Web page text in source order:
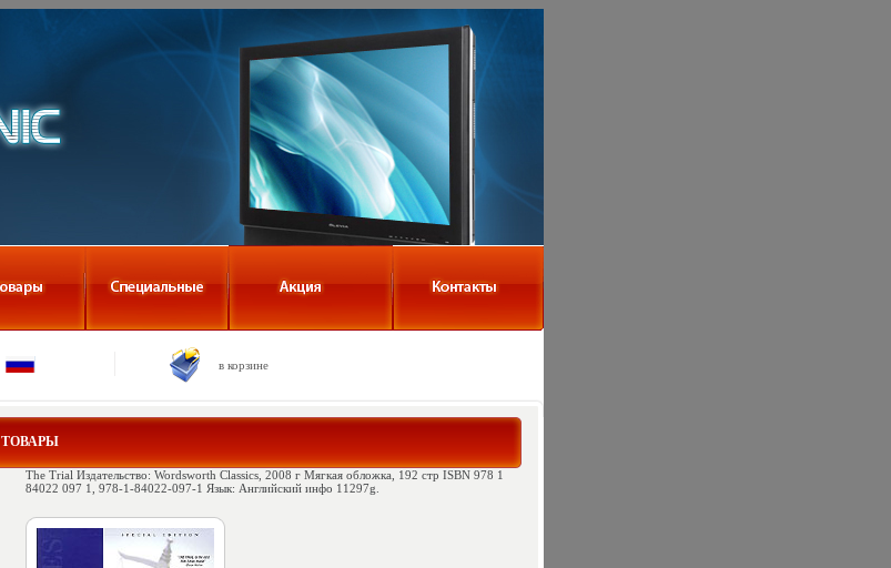
в корзине
ТОВАРЫ
The Trial Издательство: Wordsworth Classics, 2008 г Мягкая обложка, 192 стр ISBN 978 1
84022 097 1, 978-1-84022-097-1 Язык: Английский инфо 11297g.